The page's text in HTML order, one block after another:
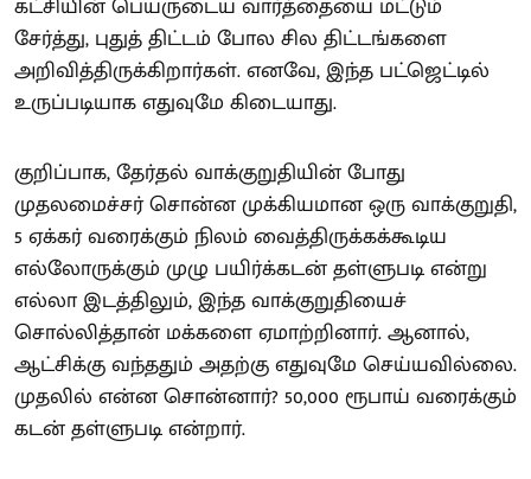
கட்சியின் பெயருடைய வார்த்தையை மட்டும்
சேர்த்து, புதுத் திட்டம் போல சில திட்டங்களை
அறிவித்திருக்கிறார்கள். எனவே, இந்த பட்ஜெட்டில்
உருப்படியாக எதுவுமே கிடையாது.
குறிப்பாக, தேர்தல் வாக்குறுதியின் போது
முதலமைச்சர் சொன்ன முக்கியமான ஒரு வாக்குறுதி,
5 ஏக்கர் வரைக்கும் நிலம் வைத்திருக்கக்கூடிய
எல்லோருக்கும் முழு பயிர்க்கடன் தள்ளுபடி என்று
எல்லா இடத்திலும், இந்த வாக்குறுதியைச்
சொல்லித்தான் மக்களை ஏமாற்றினார். ஆனால்,
ஆட்சிக்கு வந்ததும் அதற்கு எதுவுமே செய்யவில்லை.
முதலில் என்ன சொன்னார்? 50,000 ரூபாய் வரைக்கும்
கடன் தள்ளுபடி என்றார்.